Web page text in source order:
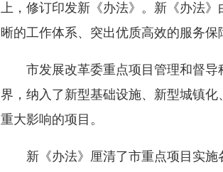
上，修订印发新《办法》。新《办法
晰的工作体系、突出优质高效的服务保
市发展改革委重点项目管理和督导
界，纳入了新型基础设施、新型城镇
重大影响的项目。
新《办法》厘清了市重点项目实施